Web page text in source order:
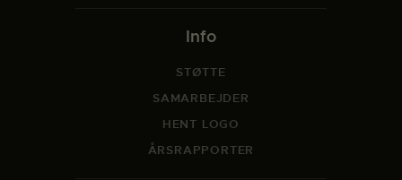
Info
STØTTE
SAMARBEJDER
HENT LOGO
ÅRSRAPPORTER